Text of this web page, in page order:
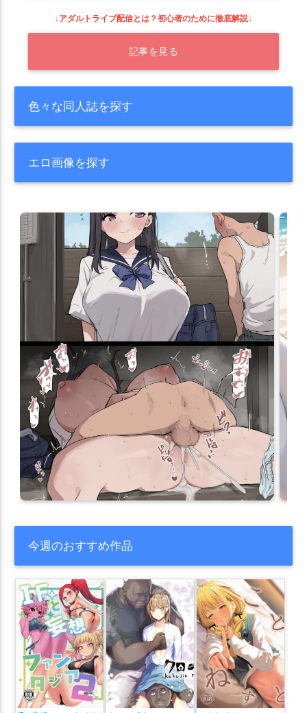
↓アダルトライブ配信とは？初心者のために徹底解説↓
記事を見る
色々な同人誌を探す
エロ画像を探す
今週のおすすめ作品